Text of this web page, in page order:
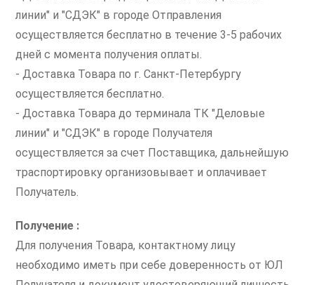
линии" и "СДЭК" в городе Отправления
осуществляется бесплатно в течение 3-5 рабочих
дней с момента получения оплаты.
- Доставка Товара по г. Санкт-Петербургу
осуществляется бесплатно.
- Доставка Товара до терминала ТК "Деловые
линии" и "СДЭК" в городе Получателя
осуществляется за счет Поставщика, дальнейшую
траспортировку организовывает и оплачивает
Получатель.
Получение :
Для получения Товара, контактному лицу
необходимо иметь при себе доверенность от ЮЛ